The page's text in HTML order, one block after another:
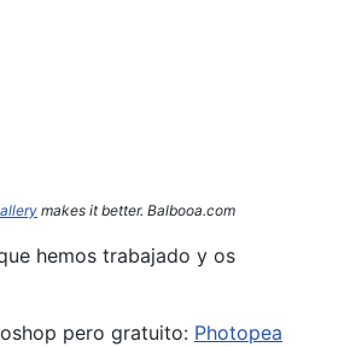
makes it better. Balbooa.com
hemos trabajado y os
pero gratuito: Photopea